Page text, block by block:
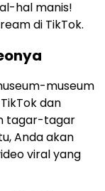
hal manis!
di TikTok.
museum
dan
tagar-tagar
Anda akan
viral yang